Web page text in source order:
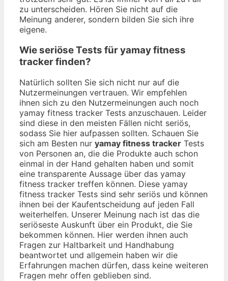
zu unterscheiden. Hören Sie nicht auf die
Meinung anderer, sondern bilden Sie sich ihre
eigene.
Wie seriöse Tests für yamay fitness
tracker finden?
Natürlich sollten Sie sich nicht nur auf die
Nutzermeinungen vertrauen. Wir empfehlen
ihnen sich zu den Nutzermeinungen auch noch
yamay fitness tracker Tests anzuschauen. Leider
sind diese in den meisten Fällen nicht seriös,
sodass Sie hier aufpassen sollten. Schauen Sie
sich am Besten nur yamay fitness tracker Tests
von Personen an, die die Produkte auch schon
einmal in der Hand gehalten haben und somit
eine transparente Aussage über das yamay
fitness tracker treffen können. Diese yamay
fitness tracker Tests sind sehr seriös und können
ihnen bei der Kaufentscheidung auf jeden Fall
weiterhelfen. Unserer Meinung nach ist das die
seriöseste Auskunft über ein Produkt, die Sie
bekommen können. Hier werden ihnen auch
Fragen zur Haltbarkeit und Handhabung
beantwortet und allgemein haben wir die
Erfahrungen machen dürfen, dass keine weiteren
Fragen mehr offen geblieben sind.